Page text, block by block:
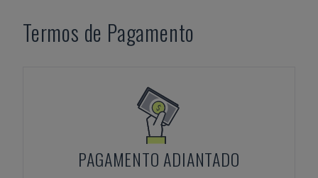
Termos de Pagamento
PAGAMENTO ADIANTADO